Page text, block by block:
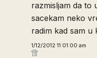
razmisljam da to
sacekam neko
radim kad sam u
1/12/2012 11:01:00 am